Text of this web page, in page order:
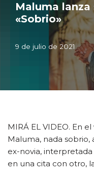
Maluma
«Sobrio»
9 de julio de 2021
MIRÁ EL VIDEO. En
Maluma, nada sobrio,
ex-novia,
en una cita con otro,